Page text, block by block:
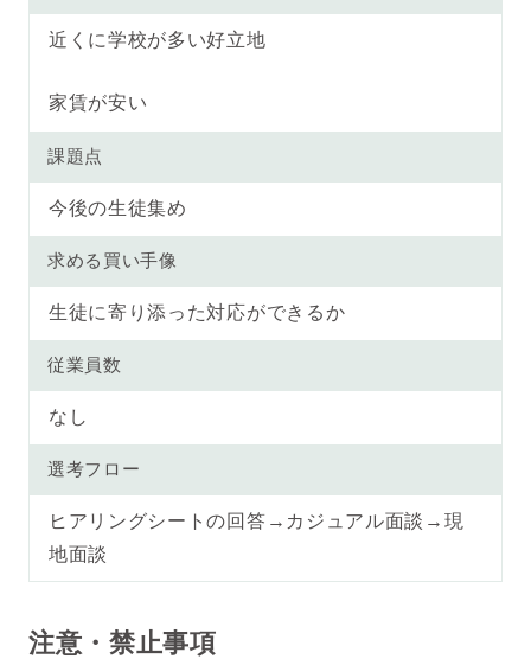
近くに学校が多い好立地
家賃が安い
課題点
今後の生徒集め
求める買い手像
生徒に寄り添った対応ができるか
従業員数
なし
選考フロー
ヒアリングシートの回答→カジュアル面談→現
地面談
注意・禁止事項